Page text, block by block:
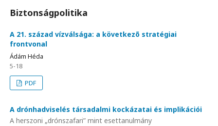
Biztonságpolitika
A 21. század vízválsága: a következõ stratégiai
frontvonal
Ádám Héda
5-18
PDF
A drónhadviselés társadalmi kockázatai és implikációi
A herszoni „drónszafari” mint esettanulmány